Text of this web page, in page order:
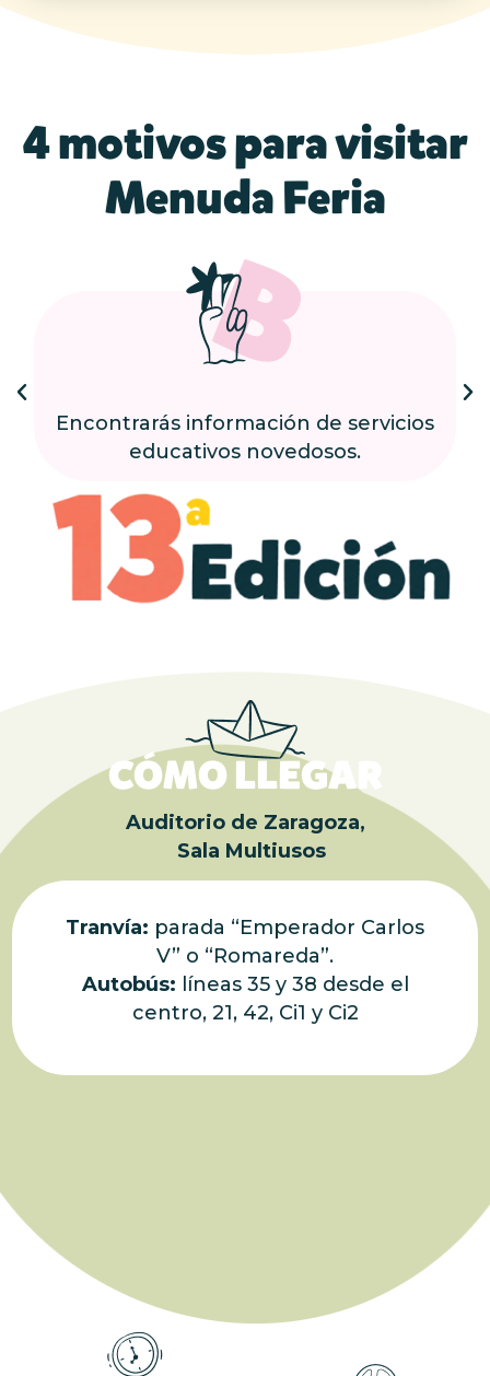
4 motivos para visitar
Menuda Feria
Encontrarás información de servicios
educativos novedosos.
CÓMO LLEGAR
Auditorio de Zaragoza,
Sala Multiusos
Tranvía: parada “Emperador Carlos
V” o “Romareda”.
Autobús: líneas 35 y 38 desde el
centro, 21, 42, Ci1 y Ci2